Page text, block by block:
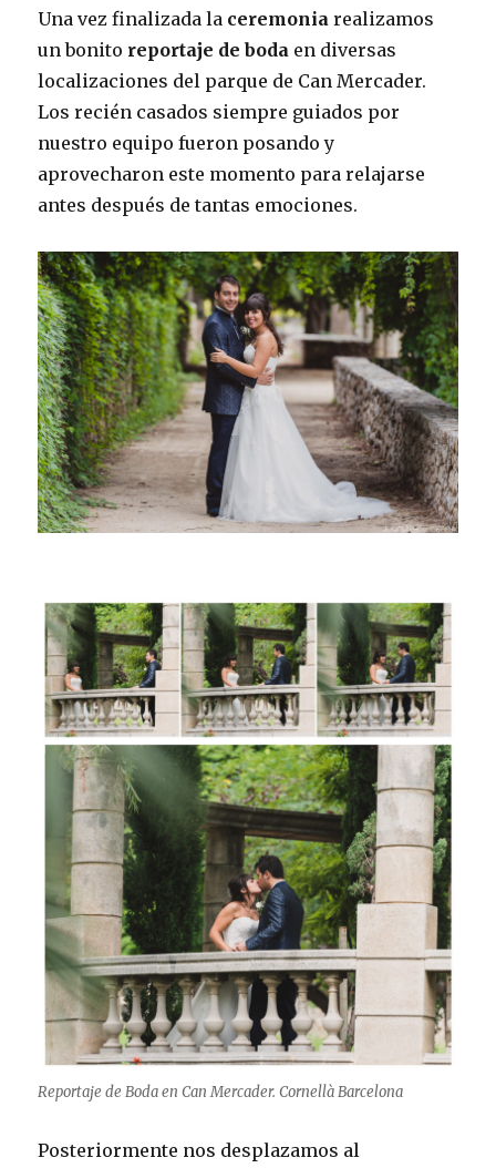
Una vez finalizada la ceremonia realizamos
un bonito reportaje de boda en diversas
localizaciones del parque de Can Mercader.
Los recién casados siempre guiados por
nuestro equipo fueron posando y
aprovecharon este momento para relajarse
antes después de tantas emociones.
Reportaje de Boda en Can Mercader. Cornellà Barcelona
Posteriormente nos desplazamos al